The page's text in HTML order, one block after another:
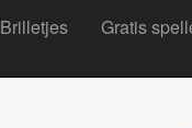
Brilletjes Gratis